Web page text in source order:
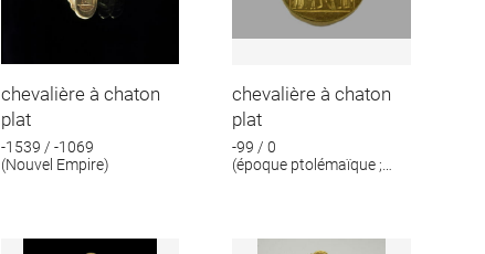
chevalière à chaton
plat
-1539 / -1069
(Nouvel Empire)
chevalière à chaton
plat
-99 / 0
(époque ptolémaïque ;